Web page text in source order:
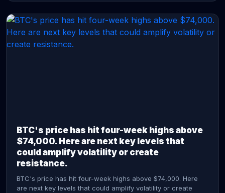
BTC's price has hit four-week highs above
$74,000. Here are next key levels that
could amplify volatility or create
resistance.
BTC's price has hit four-week highs above $74,000. Here
are next key levels that could amplify volatility or create